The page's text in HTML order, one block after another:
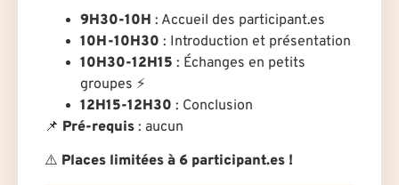
9H30-10H : Accueil des participant.es
10H-10H30 : Introduction et présentation
10H30-12H15 : Échanges en petits
groupes ⚡
12H15-12H30 : Conclusion
📌 Pré-requis : aucun
⚠️ Places limitées à 6 participant.es !